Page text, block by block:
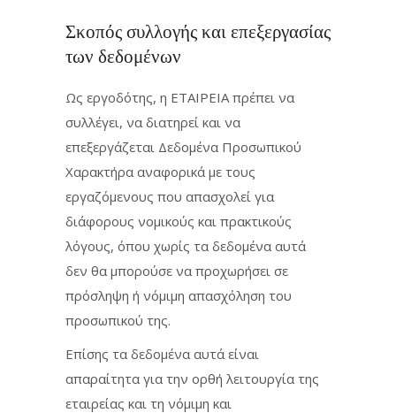
Σκοπός συλλογής και επεξεργασίας
των δεδομένων
Ως εργοδότης, η ΕΤΑΙΡΕΙΑ πρέπει να
συλλέγει, να διατηρεί και να
επεξεργάζεται Δεδομένα Προσωπικού
Χαρακτήρα αναφορικά με τους
εργαζόμενους που απασχολεί για
διάφορους νομικούς και πρακτικούς
λόγους, όπου χωρίς τα δεδομένα αυτά
δεν θα μπορούσε να προχωρήσει σε
πρόσληψη ή νόμιμη απασχόληση του
προσωπικού της.
Επίσης τα δεδομένα αυτά είναι
απαραίτητα για την ορθή λειτουργία της
εταιρείας και τη νόμιμη και